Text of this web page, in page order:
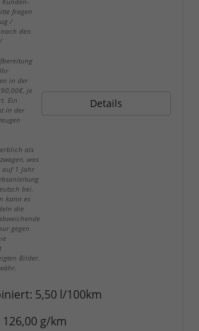
fragen
/
den
in der
je
Ein
in der
als
was
auf 1 Jahr
bei.
kann es
die
gegen
Bilder.
Details
5,50 l/100km
126,00 g/km